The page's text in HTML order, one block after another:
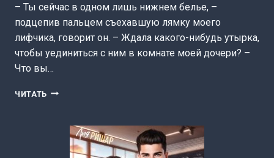
– Ты сейчас в одном лишь нижнем белье, –
подцепив пальцем съехавшую лямку моего
лифчика, говорит он. – Ждала какого-нибудь утырка,
чтобы уединиться с ним в комнате моей дочери? –
Что вы…
ЧИТАТЬ ОТЕЦ
ЧУВСТВА
РИШАР)